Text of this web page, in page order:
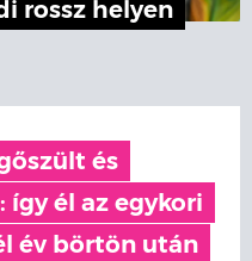
rossz helyen
és
él az egykori
év börtön után